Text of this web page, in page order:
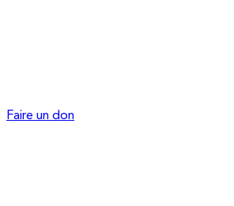
Faire un don